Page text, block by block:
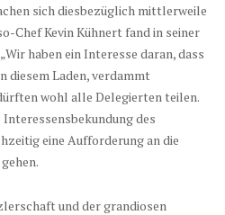
sich diesbezüglich mittlerweile
Chef Kevin Kühnert fand in seiner
haben ein Interesse daran, dass
diesem Laden, verdammt
wohl alle Delegierten teilen.
des
eine Aufforderung an die
und der grandiosen